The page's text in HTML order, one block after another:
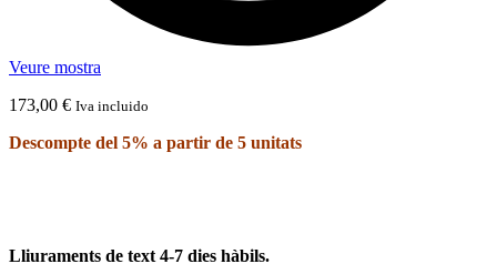
Veure mostra
173,00 € Iva incluido
Descompte del 5% a partir de 5 unitats
Lliuraments de text 4-7 dies hàbils.